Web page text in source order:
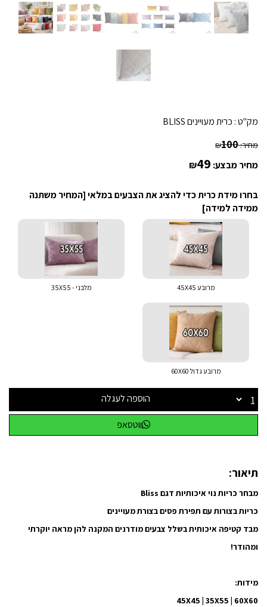
מק"ט : כרית מעויינים BLISS
מחיר: ₪100
מחיר מבצע: ₪49
בחרו מידת כרית כדי להציג את הצבעים במלאי [המחיר משתנה
ממידה למידה]
מרובע 45X45 מלבני - 35X55
מרובע גדול 60X60
הוספה לעגלה
ווטסאפ
תיאור:
מבחר כריות נוי איכותיות דגם Bliss
כריות בצורות עם תפירת פסים בצורת מעויינים
מבד קטיפה איכותית בשלל צבעים מודרנים המקנה להן מראה יוקרתי
ומהודר!
מידות:
45X45 | 35X55 | 60X60